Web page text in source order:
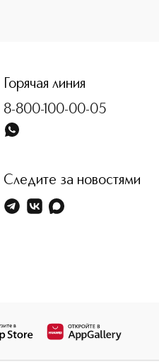
Горячая линия
8-800-100-00-05
Следите за новостями